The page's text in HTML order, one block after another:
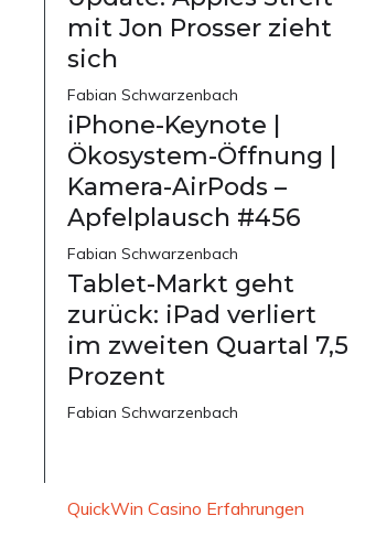
mit Jon Prosser zieht
sich
Fabian Schwarzenbach
iPhone-Keynote |
Ökosystem-Öffnung |
Kamera-AirPods –
Apfelplausch #456
Fabian Schwarzenbach
Tablet-Markt geht
zurück: iPad verliert
im zweiten Quartal 7,5
Prozent
Fabian Schwarzenbach
QuickWin Casino Erfahrungen